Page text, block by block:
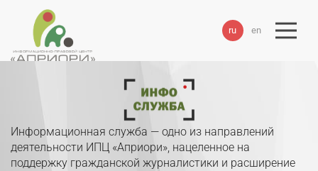
ru en
Информационная служба — одно из направлений
деятельности ИПЦ «Априори», нацеленное на
поддержку гражданской журналистики и расширение